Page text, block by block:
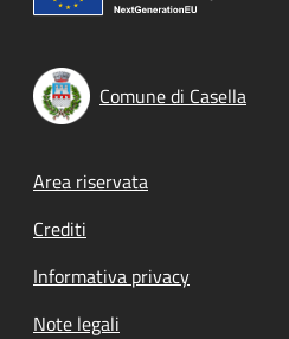
Comune di Casella
Footer menu
Area riservata
Crediti
Informativa privacy
Note legali